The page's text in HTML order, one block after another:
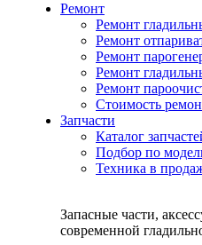
Ремонт
Ремонт
Ремонт
Ремонт
Ремонт
Ремонт
Стоимость
Запчасти
Каталог
Подбор по
Техника в
Запасные части,
современной